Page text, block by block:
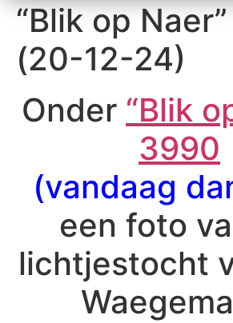
“Blik op
(20-12-24)
Onder “Blik
3990
(vandaag
een foto
lichtjestocht